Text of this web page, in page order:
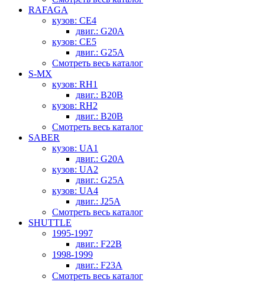
RAFAGA
кузов: CE4
двиг.: G20A
кузов: CE5
двиг.: G25A
Смотреть весь каталог
S-MX
кузов: RH1
двиг.: B20B
кузов: RH2
двиг.: B20B
Смотреть весь каталог
SABER
кузов: UA1
двиг.: G20A
кузов: UA2
двиг.: G25A
кузов: UA4
двиг.: J25A
Смотреть весь каталог
SHUTTLE
1995-1997
двиг.: F22B
1998-1999
двиг.: F23A
Смотреть весь каталог